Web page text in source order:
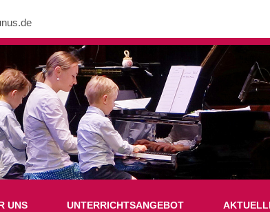
web605/e3/26/59781926/htdocs/Joomla2023/modules/
UNS UNTERRICHTSANGEBOT